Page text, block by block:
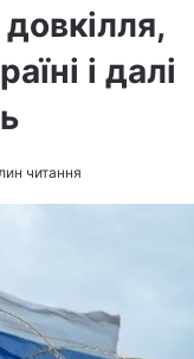
і далі
читання